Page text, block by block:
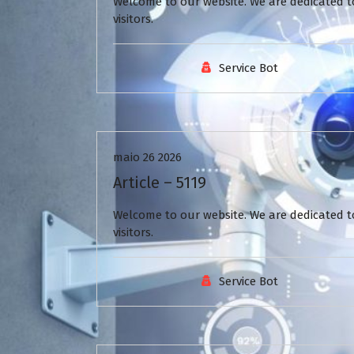
visitors.
Service Bot
Uncategorized
maio 26 2026
Article – 5119
Welcome to our website. We are
visitors.
Service Bot
Uncategorized